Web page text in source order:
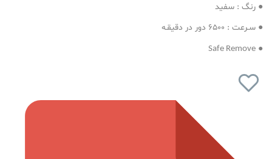
● رنگ : سفید
● سـرعت : 6500 دور در دقیقـه
●
Safe Remove